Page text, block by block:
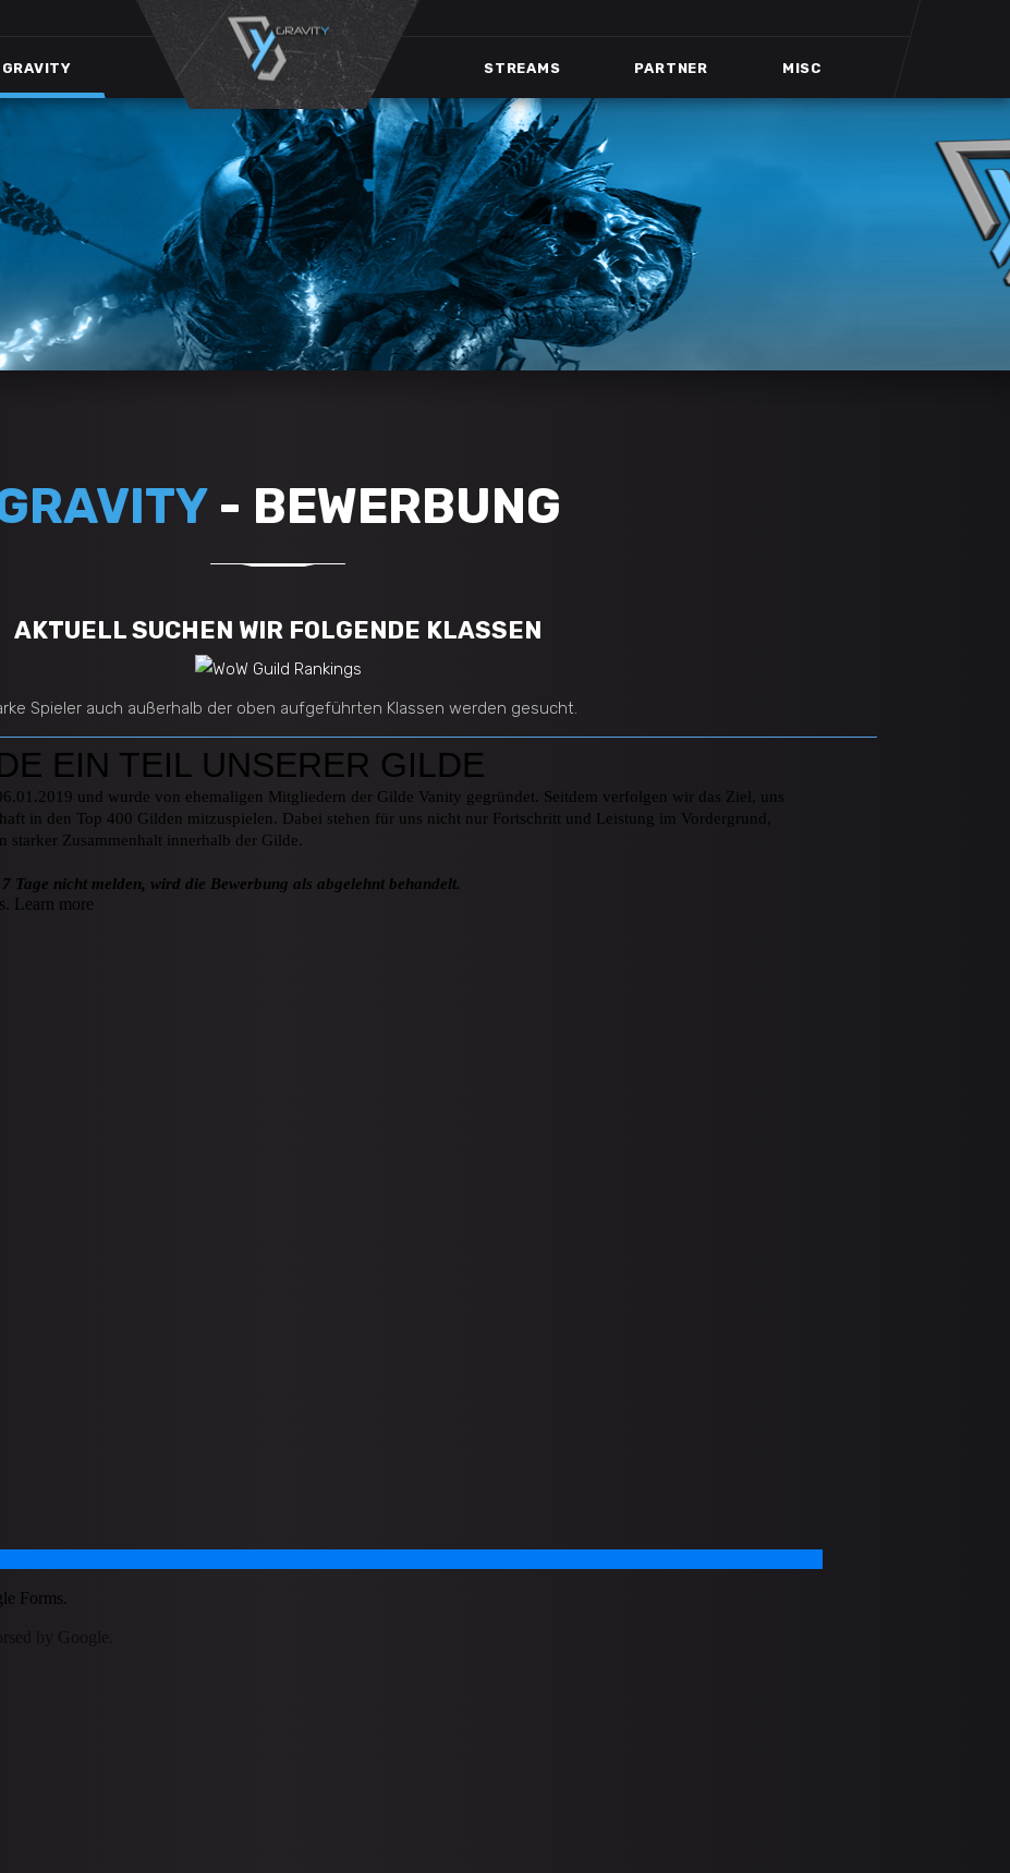
GRAVITY STREAMS PARTNER MISC
- BEWERBUNG
AKTUELL SUCHEN WIR FOLGENDE KLASSEN
Spieler auch außerhalb der oben aufgeführten Klassen werden gesucht.